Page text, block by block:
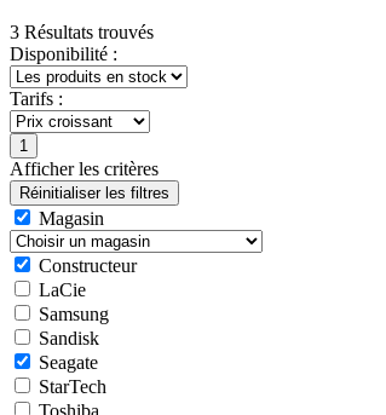
3 Résultats trouvés
Disponibilité :
Tarifs :
Afficher les critères
Magasin
Constructeur
LaCie
Samsung
Sandisk
Seagate
StarTech
Toshiba